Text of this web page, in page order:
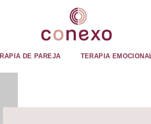
DE PAREJA TERAPIA